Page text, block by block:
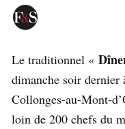
Le traditionnel «
dimanche soir dernier
Collonges-au-Mont-
loin de 200 chefs du